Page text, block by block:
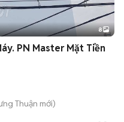
+2
8
PN Master Mặt Tiền
Thuận mới)